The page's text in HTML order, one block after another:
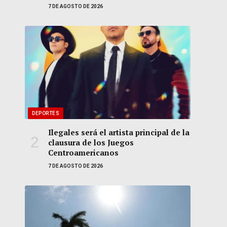
7 DE AGOSTO DE 2026
DEPORTES
Ilegales será el artista principal de la
clausura de los Juegos
Centroamericanos
7 DE AGOSTO DE 2026